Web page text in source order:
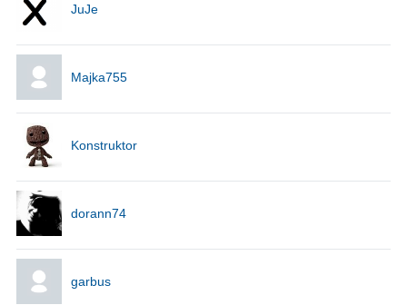
JuJe
Majka755
Konstruktor
dorann74
garbus